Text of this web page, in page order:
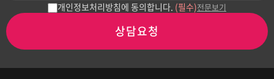
개인정보처리방침에 동의합니다. (필수)전문보기
상담요청